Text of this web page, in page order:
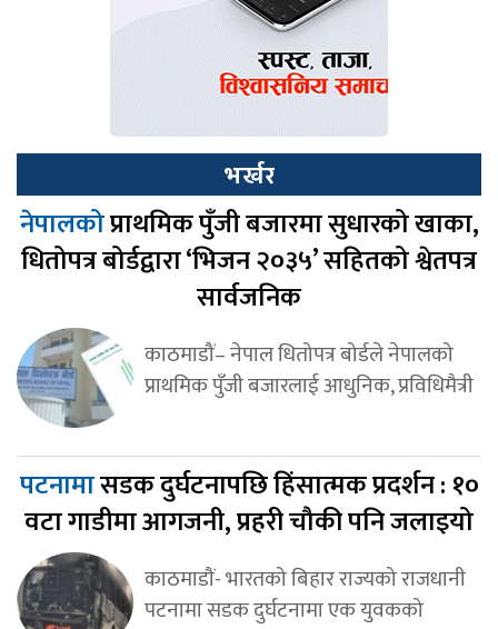
भर्खर
नेपालकोप्राथमिक पुँजी बजारमा सुधारको खाका,
धितोपत्र बोर्डद्वारा ‘भिजन २०३५’ सहितको श्वेतपत्र
सार्वजनिक
काठमाडौं– नेपाल धितोपत्र बोर्डले नेपालको
प्राथमिक पुँजी बजारलाई आधुनिक, प्रविधिमैत्री
पटनामासडक दुर्घटनापछि हिंसात्मक प्रदर्शन : १०
वटा गाडीमा आगजनी, प्रहरी चौकी पनि जलाइयो
काठमाडौं- भारतको बिहार राज्यको राजधानी
पटनामा सडक दुर्घटनामा एक युवकको